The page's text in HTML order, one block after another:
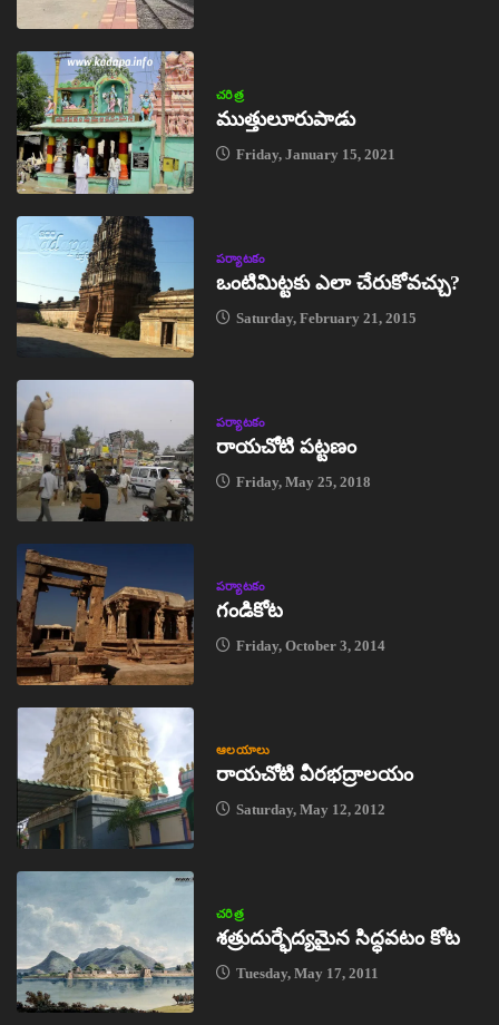
చరిత్ర
ముత్తులూరుపాడు
Friday, January 15, 2021
పర్యాటకం
ఒంటిమిట్టకు ఎలా చేరుకోవచ్చు?
Saturday, February 21, 2015
పర్యాటకం
రాయచోటి పట్టణం
Friday, May 25, 2018
పర్యాటకం
గండికోట
Friday, October 3, 2014
ఆలయాలు
రాయచోటి వీరభద్రాలయం
Saturday, May 12, 2012
చరిత్ర
శత్రుదుర్భేద్యమైన సిద్ధవటం కోట
Tuesday, May 17, 2011